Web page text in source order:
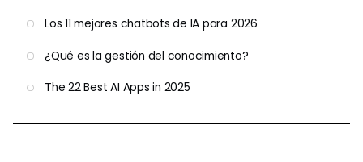
Los 11 mejores chatbots de IA para 2026
¿Qué es la gestión del conocimiento?
The 22 Best AI Apps in 2025